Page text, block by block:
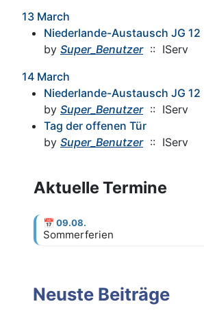
13 March
Niederlande-Austausch JG 12
by Super_Benutzer:: IServ
14 March
Niederlande-Austausch JG 12
by Super_Benutzer:: IServ
Tag der offenen Tür
by Super_Benutzer:: IServ
Aktuelle Termine
📅 09.08.
Sommerferien
Neuste Beiträge